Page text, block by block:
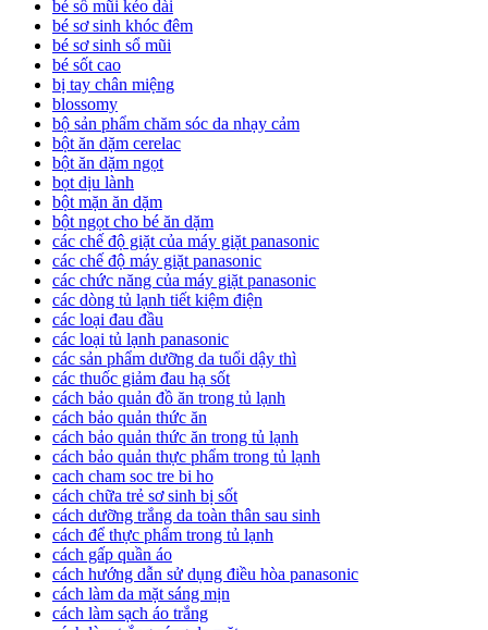
bé sổ mũi kéo dài
bé sơ sinh khóc đêm
bé sơ sinh sổ mũi
bé sốt cao
bị tay chân miệng
blossomy
bộ sản phẩm chăm sóc da nhạy cảm
bột ăn dặm cerelac
bột ăn dặm ngọt
bọt dịu lành
bột mặn ăn dặm
bột ngọt cho bé ăn dặm
các chế độ giặt của máy giặt panasonic
các chế độ máy giặt panasonic
các chức năng của máy giặt panasonic
các dòng tủ lạnh tiết kiệm điện
các loại đau đầu
các loại tủ lạnh panasonic
các sản phẩm dưỡng da tuổi dậy thì
các thuốc giảm đau hạ sốt
cách bảo quản đồ ăn trong tủ lạnh
cách bảo quản thức ăn
cách bảo quản thức ăn trong tủ lạnh
cách bảo quản thực phẩm trong tủ lạnh
cach cham soc tre bi ho
cách chữa trẻ sơ sinh bị sốt
cách dưỡng trắng da toàn thân sau sinh
cách để thực phẩm trong tủ lạnh
cách gấp quần áo
cách hướng dẫn sử dụng điều hòa panasonic
cách làm da mặt sáng mịn
cách làm sạch áo trắng